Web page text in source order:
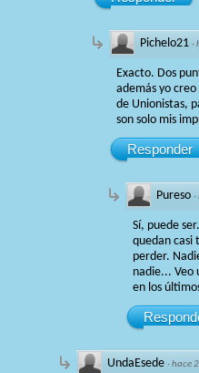
Pichelo21 ·
Exacto. Dos
además yo
de Unionistas,
son solo mis
Responder
Pureso ·
Sí, puede
quedan casi
perder.
nadie... Veo
en los
UndaEsede ·hace